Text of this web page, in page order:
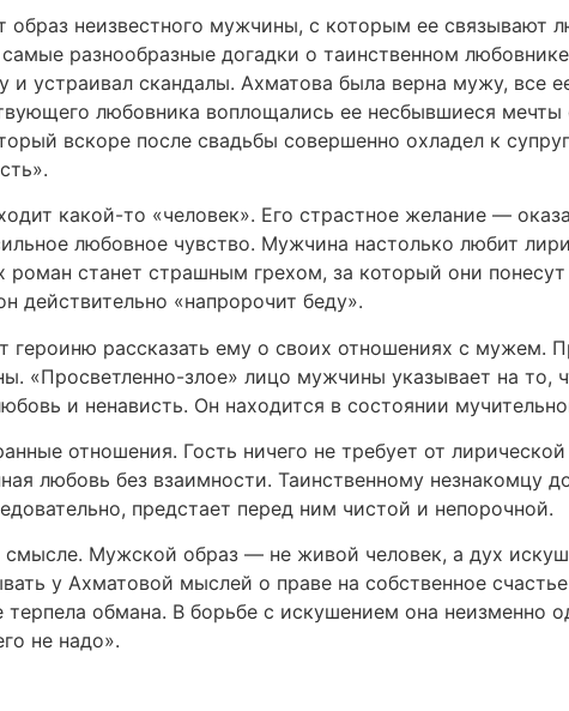
образ неизвестного мужчины, с которым ее связывают
разнообразные догадки о таинственном
и устраивал скандалы. Ахматова была верна мужу, все
любовника воплощались ее несбывшиеся мечты
вскоре после свадьбы совершенно охладел к
какой-то «человек». Его страстное желание —
любовное чувство. Мужчина настолько любит
станет страшным грехом, за который они понесут
действительно «напророчит беду».
героиню рассказать ему о своих отношениях с мужем.
«Просветленно-злое» лицо мужчины указывает на то,
и ненависть. Он находится в состоянии
отношения. Гость ничего не требует от
любовь без взаимности. Таинственному незнакомцу
предстает перед ним чистой и непорочной.
Мужской образ — не живой человек, а дух
у Ахматовой мыслей о праве на собственное
терпела обмана. В борьбе с искушением она неизменно
не надо».